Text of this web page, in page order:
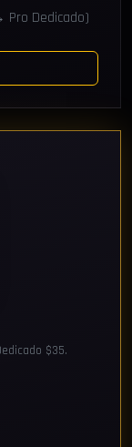
Dedicado)
$35.